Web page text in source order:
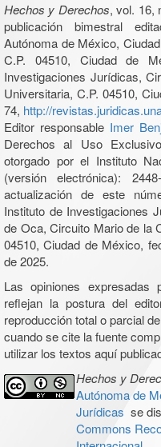
Hechos y Derechos, vol. 16,
publicación bimestral
Autónoma de México,
C.P. 04510, Ciudad de
Investigaciones Jurídicas,
Universitaria, C.P. 04510,
74, http://
Editor responsable Imer
Derechos al Uso
otorgado por el Instituto
(versión electrónica):
actualización de este
Instituto de Investigaciones
de Oca, Circuito Mario de la
04510, Ciudad de México,
de 2025.
Las opiniones expresadas
reflejan la postura del
reproducción total o parcial
cuando se cite la fuente
utilizar los textos aquí
Hechos y
Autónoma de
Jurídicas se
Commons